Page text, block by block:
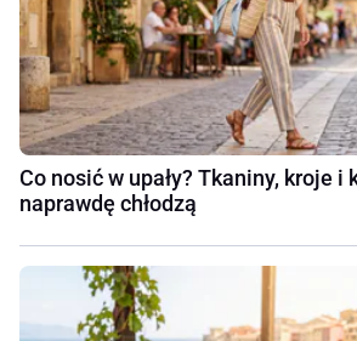
Co nosić w upały? Tkaniny, kroje i
naprawdę chłodzą